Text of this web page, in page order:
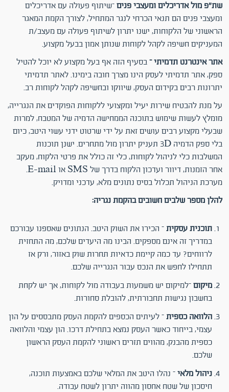
שת"פ מול אדריכלים ומעצבי פנים –שיתוף פעולה עם אדריכלים
ומעצבי פנים הם תנאי הכרחי לנגר המתחיל, לצורך הקמת המאגר
הראשוני של הלקוחות, ישנו יתרון לשיתוף פעולה עם מעצב/ת
המעניקים חשיפה לקהל לקוחות שנותן אמון בבעל מקצוע.
אתר אינטרנט תדמיתי –בסעיף הזה אף בעל מקצוע לא יוכל להטיל
ספק, אתר תדמיתי לעסק הינו מצרך חובה בימינו. לאתר תדמיתי
יתרונות רבים בקידום העסק, שיווקו ובחשיפה לקהל לקוחות רב.
על מנת להבטיח שירות יעיל ומקצועי ללקוחות הפוקדים את הנגרייה,
מומלץ לעשות שימוש בתוכנה הממחישה הדמיה של המטבח, למרות
שבעלי מקצוע רבים עושים זאת על ידי שרטוט ידני עשוי היטב, כיום
בלי ספק הדמיה 3D תעניק יתרון מול מתחרים. ישנן תוכנות
המשלבות כלי לניהול לקוחות, כלי זה כולל את פרטי הלקוח, מעקב
אחר הזמנות, דיוור ועדכון הלקוח בדרך של SMS או E-mail.
מערכת הניהול תכלול בסיס נתונים מלא, עדכני ומדויק.
להלן מספר שלבים חשובים בהקמת נגריה:
תוכנית עסקית – הכירו את השוק היטב. הנתונים שאספנו עבורכם
במדריך זה אינם מספקים. הבינו מה היעדים שלכם, מה התחזית
לרווחים? עד כמה קיימת כדאיות תחרות שוק באזור, ורק אז
תתחילו לחפש את הנכס עבור הנגרייה שלכם.
מיקום–למיקום יש משמעות בעבודה מול לקוחות, אך יש לקחת
בחשבון נגישות תחבורתית, להובלת סחורות.
הלוואה כספית – לעיתים הכספים להקמת העסק מתבססים על הון
עצמי, בייחוד כאשר העסק נמצא בתחילת דרכו. הון עצמי והלוואה
כספית מהבנק, מהווים תזרים ראשוני להקמת העסק הראשון
שלכם.
ניהול מלאי – נהלו היטב את המלאי שלכם באמצעות תוכנה,
חיסכון של שטח אחסון מהווה יתרון לשטח עבודה.